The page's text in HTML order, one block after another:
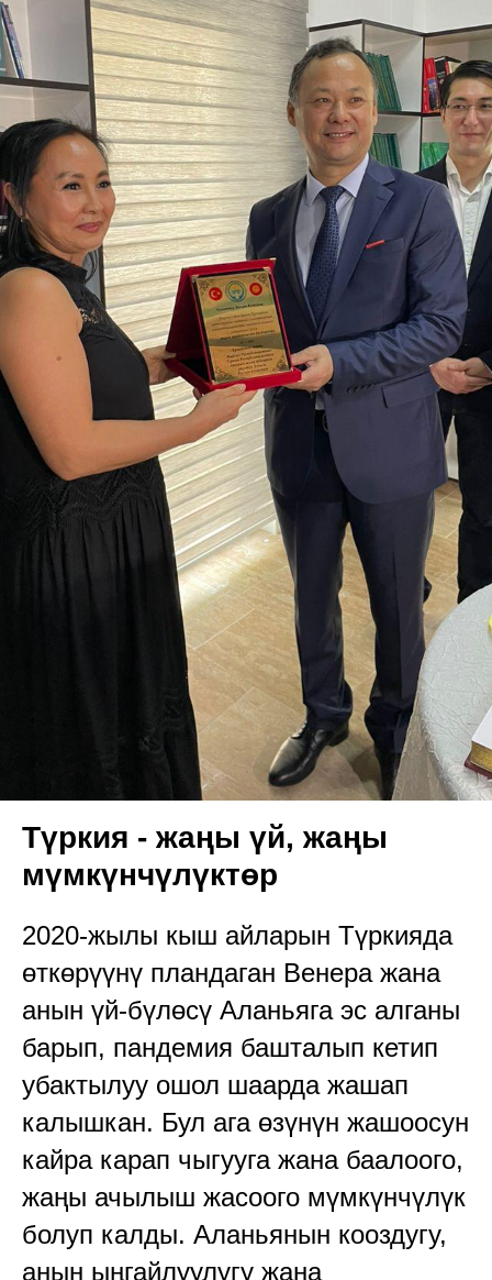
Түркия - жаңы үй, жаңы
мүмкүнчүлүктөр
2020-жылы кыш айларын Түркияда
өткөрүүнү пландаган Венера жана
анын үй-бүлөсү Аланьяга эс алганы
барып, пандемия башталып кетип
убактылуу ошол шаарда жашап
калышкан. Бул ага өзүнүн жашоосун
кайра карап чыгууга жана баалоого,
жаңы ачылыш жасоого мүмкүнчүлүк
болуп калды. Аланьянын кооздугу,
анын ыңгайлуулугу жана